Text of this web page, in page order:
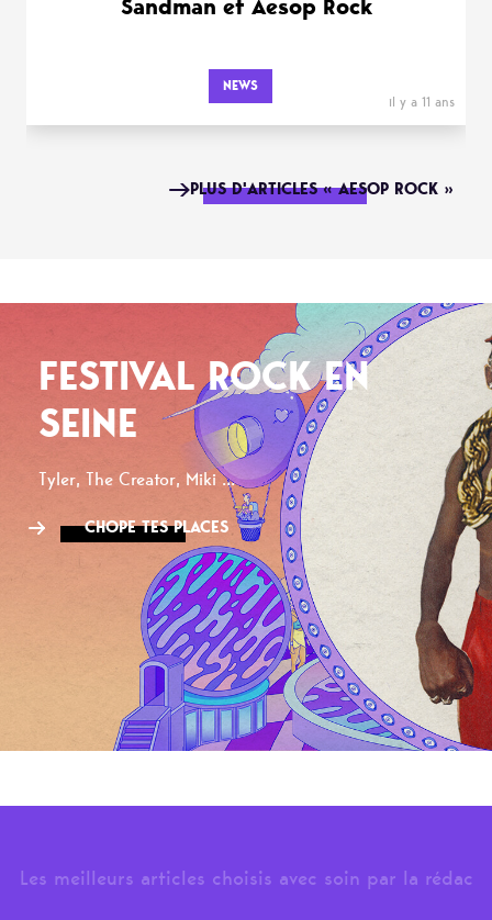
Sandman et Aesop Rock
NEWS
il y a 11 ans
PLUS D'ARTICLES « AESOP ROCK »
FESTIVAL ROCK EN
SEINE
Tyler, The Creator, Miki ...
CHOPE TES PLACES
Les meilleurs articles choisis avec soin par la rédac